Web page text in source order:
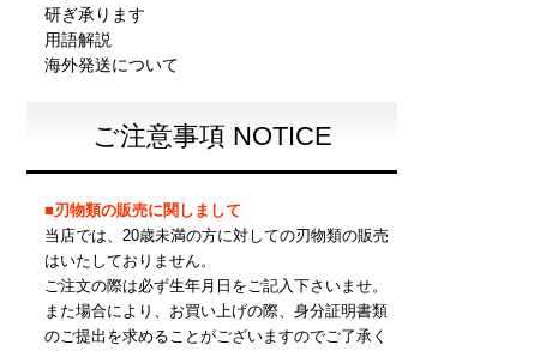
研ぎ承ります
用語解説
海外発送について
ご注意事項 NOTICE
■刃物類の販売に関しまして
当店では、20歳未満の方に対しての刃物類の販売
はいたしておりません。
ご注文の際は必ず生年月日をご記入下さいませ。
また場合により、お買い上げの際、身分証明書類
のご提出を求めることがございますのでご了承く